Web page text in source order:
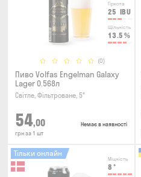
Гіркота
25 IBU
Щільність
13.5 %
(0)
Пиво Volfas Engelman Galaxy
Lager 0.568л
Світле, Фільтроване, 5°
54,00
грн за 1 шт
Немає в наявності
Міцність
8 °
Тільки онлайн